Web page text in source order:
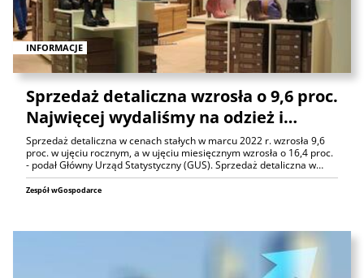
INFORMACJE
Sprzedaż detaliczna wzrosła o 9,6 proc.
Najwięcej wydaliśmy na odzież i…
Sprzedaż detaliczna w cenach stałych w marcu 2022 r. wzrosła 9,6
proc. w ujęciu rocznym, a w ujęciu miesięcznym wzrosła o 16,4 proc.
- podał Główny Urząd Statystyczny (GUS). Sprzedaż detaliczna w…
Zespół wGospodarce